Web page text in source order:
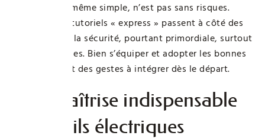
Le bricolage, même simple, n’est pas sans risques.
Beaucoup de tutoriels « express » passent à côté des
essentiels sur la sécurité, pourtant primordiale, surtout
pour les novices. Bien s’équiper et adopter les bonnes
pratiques sont des gestes à intégrer dès le départ.
Une maîtrise indispensable
des outils électriques